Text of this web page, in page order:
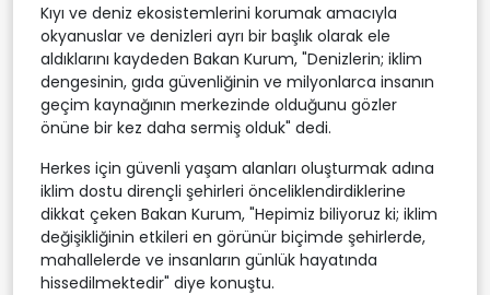
Kıyı ve deniz ekosistemlerini korumak amacıyla
okyanuslar ve denizleri ayrı bir başlık olarak ele
aldıklarını kaydeden Bakan Kurum, "Denizlerin; iklim
dengesinin, gıda güvenliğinin ve milyonlarca insanın
geçim kaynağının merkezinde olduğunu gözler
önüne bir kez daha sermiş olduk" dedi.
Herkes için güvenli yaşam alanları oluşturmak adına
iklim dostu dirençli şehirleri önceliklendirdiklerine
dikkat çeken Bakan Kurum, "Hepimiz biliyoruz ki; iklim
değişikliğinin etkileri en görünür biçimde şehirlerde,
mahallelerde ve insanların günlük hayatında
hissedilmektedir" diye konuştu.